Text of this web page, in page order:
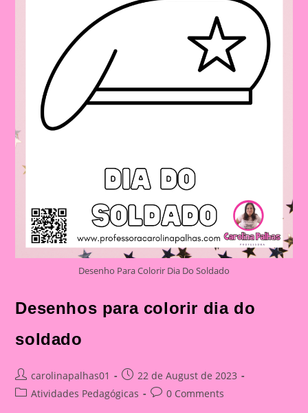
Desenho Para Colorir Dia Do Soldado
Desenhos para colorir dia do
soldado
Post
author:
carolinapalhas01
Post
published:
22 de August de 2023
PostAtividades Pedagógicas
Post0 Comments